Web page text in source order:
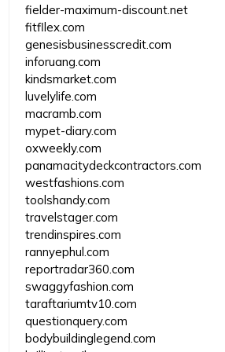
fielder-maximum-discount.net
fitfllex.com
genesisbusinesscredit.com
inforuang.com
kindsmarket.com
luvelylife.com
macramb.com
mypet-diary.com
oxweekly.com
panamacitydeckcontractors.com
westfashions.com
toolshandy.com
travelstager.com
trendinspires.com
rannyephul.com
reportradar360.com
swaggyfashion.com
taraftariumtv10.com
questionquery.com
bodybuildinglegend.com